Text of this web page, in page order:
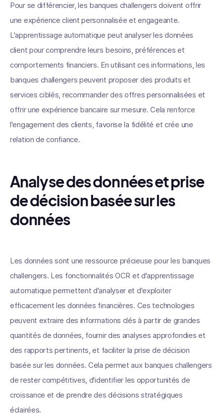
Pour se différencier, les banques challengers doivent offrir
une expérience client personnalisée et engageante.
L'apprentissage automatique peut analyser les données
client pour comprendre leurs besoins, préférences et
comportements financiers. En utilisant ces informations, les
banques challengers peuvent proposer des produits et
services ciblés, recommander des offres personnalisées et
offrir une expérience bancaire sur mesure. Cela renforce
l'engagement des clients, favorise la fidélité et crée une
relation de confiance.
Analyse des données et prise
de décision basée sur les
données
Les données sont une ressource précieuse pour les banques
challengers. Les fonctionnalités OCR et d'apprentissage
automatique permettent d'analyser et d'exploiter
efficacement les données financières. Ces technologies
peuvent extraire des informations clés à partir de grandes
quantités de données, fournir des analyses approfondies et
des rapports pertinents, et faciliter la prise de décision
basée sur les données. Cela permet aux banques challengers
de rester compétitives, d'identifier les opportunités de
croissance et de prendre des décisions stratégiques
éclairées.